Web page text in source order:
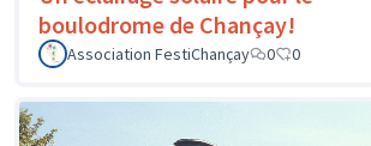
boulodrome de Chançay!
Association FestiChançay
0 0